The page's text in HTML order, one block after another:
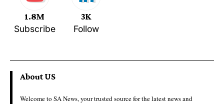
1.8M
Subscribe
3K
Follow
About US
Welcome to SA News, your trusted source for the latest news and